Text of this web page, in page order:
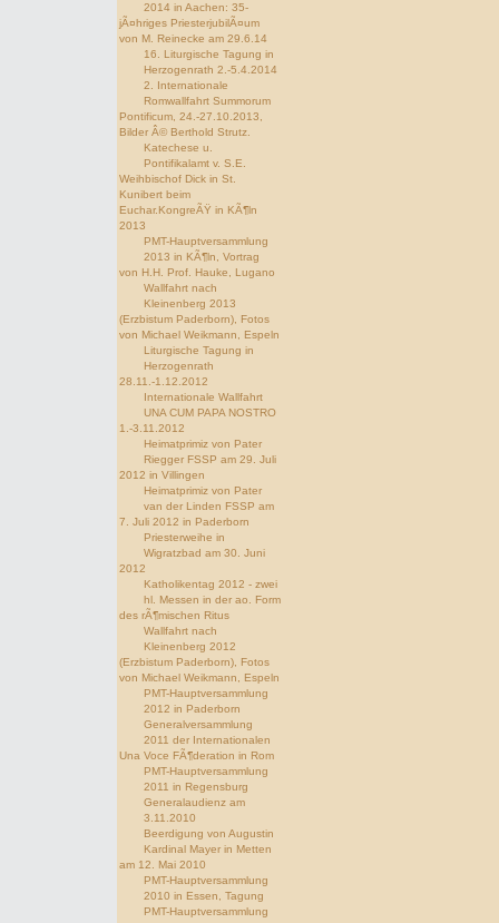
2014 in Aachen: 35-
jÃ¤hriges PriesterjubilÃ¤um
von M. Reinecke am 29.6.14
16. Liturgische Tagung in
Herzogenrath 2.-5.4.2014
2. Internationale
Romwallfahrt Summorum
Pontificum, 24.-27.10.2013,
Bilder Â© Berthold Strutz.
Katechese u.
Pontifikalamt v. S.E.
Weihbischof Dick in St.
Kunibert beim
Euchar.KongreÃŸ in KÃ¶ln
2013
PMT-Hauptversammlung
2013 in KÃ¶ln, Vortrag
von H.H. Prof. Hauke, Lugano
Wallfahrt nach
Kleinenberg 2013
(Erzbistum Paderborn), Fotos
von Michael Weikmann, Espeln
Liturgische Tagung in
Herzogenrath
28.11.-1.12.2012
Internationale Wallfahrt
UNA CUM PAPA NOSTRO
1.-3.11.2012
Heimatprimiz von Pater
Riegger FSSP am 29. Juli
2012 in Villingen
Heimatprimiz von Pater
van der Linden FSSP am
7. Juli 2012 in Paderborn
Priesterweihe in
Wigratzbad am 30. Juni
2012
Katholikentag 2012 - zwei
hl. Messen in der ao. Form
des rÃ¶mischen Ritus
Wallfahrt nach
Kleinenberg 2012
(Erzbistum Paderborn), Fotos
von Michael Weikmann, Espeln
PMT-Hauptversammlung
2012 in Paderborn
Generalversammlung
2011 der Internationalen
Una Voce FÃ¶deration in Rom
PMT-Hauptversammlung
2011 in Regensburg
Generalaudienz am
3.11.2010
Beerdigung von Augustin
Kardinal Mayer in Metten
am 12. Mai 2010
PMT-Hauptversammlung
2010 in Essen, Tagung
PMT-Hauptversammlung